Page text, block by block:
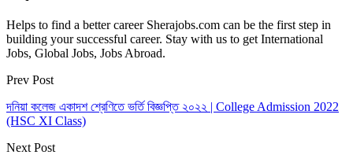
Helps to find a better career Sherajobs.com can be the first step in
building your successful career. Stay with us to get International
Jobs, Global Jobs, Jobs Abroad.
Prev Post
দনিয়া কলেজ একাদশ শ্রেণিতে ভর্তি বিজ্ঞপ্তি ২০২২ | College Admission 2022
(HSC XI Class)
Next Post